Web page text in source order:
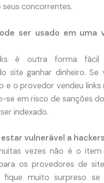
seus concorrentes.
ser usado em uma
é outra forma fácil
site ganhar dinheiro. Se
e o provedor vendeu links
se em risco de sanções
indexado.
estar vulnerável a hackers
vezes não é o
os provedores de
fique muito surpreso